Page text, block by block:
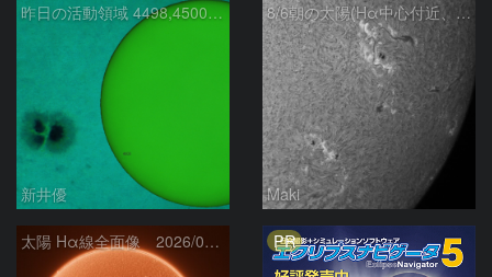
昨日の活動領域 4498,4500：2026/08/05
新井優
8/6朝の太陽(Hα中心付近、4498、4502付近)
Maki
太陽 Hα線全面像 2026/08/06 PR